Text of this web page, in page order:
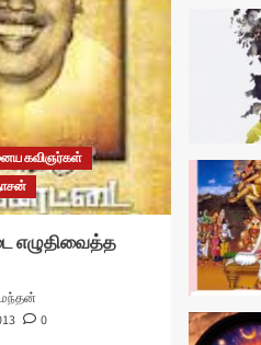
கவிஞர்கள்
எழுதிவைத்த
0